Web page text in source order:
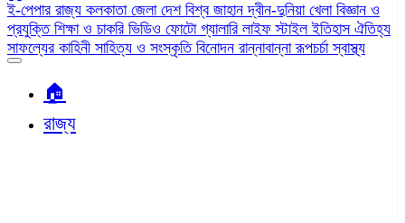
ই-পেপার রাজ্য কলকাতা জেলা দেশ বিশ্ব জাহানদ্বীন-দুনিয়া খেলা বিজ্ঞান ও
প্রযুক্তি শিক্ষা ও চাকরি ভিডিও ফোটো গ্যালারি লাইফ স্টাইলইতিহাস ঐতিহ্য
সাফল্যের কাহিনী সাহিত্য ও সংস্কৃতি বিনোদন রান্নাবান্নারূপচর্চাস্বাস্থ্য
🏠︎
রাজ্য